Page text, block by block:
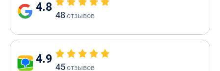
4.8
48 отзывов
4.9
45отзывов